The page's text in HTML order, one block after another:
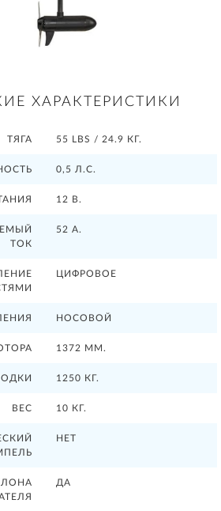
ХАРАКТЕРИСТИКИ
ТЯГА 55 LBS / 24.9 КГ.
0,5 Л.С.
12 В.
ТОК
52 А.
ЦИФРОВОЕ
НОСОВОЙ
1372 ММ.
1250 КГ.
ВЕС 10 КГ.
НЕТ
ДА